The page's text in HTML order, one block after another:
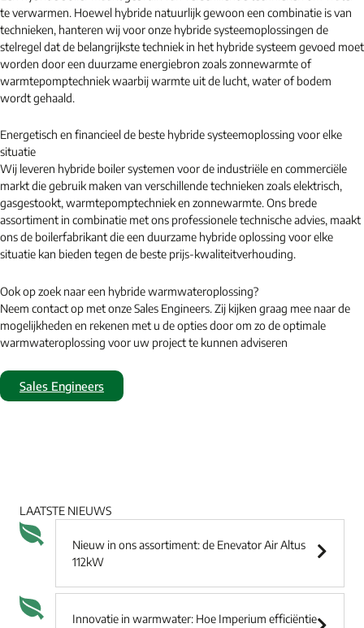
te verwarmen. Hoewel hybride natuurlijk gewoon een combinatie is van
technieken, hanteren wij voor onze hybride systeemoplossingen de
stelregel dat de belangrijkste techniek in het hybride systeem gevoed moet
worden door een duurzame energiebron zoals zonnewarmte of
warmtepomptechniek waarbij warmte uit de lucht, water of bodem
wordt gehaald.
Energetisch en financieel de beste hybride systeemoplossing voor elke
situatie
Wij leveren hybride boiler systemen voor de industriële en commerciële
markt die gebruik maken van verschillende technieken zoals elektrisch,
gasgestookt, warmtepomptechniek en zonnewarmte. Ons brede
assortiment in combinatie met ons professionele technische advies, maakt
ons de boilerfabrikant die een duurzame hybride oplossing voor elke
situatie kan bieden tegen de beste prijs-kwaliteitverhouding.
Ook op zoek naar een hybride warmwateroplossing?
Neem contact op met onze Sales Engineers. Zij kijken graag mee naar de
mogelijkheden en rekenen met u de opties door om zo de optimale
warmwateroplossing voor uw project te kunnen adviseren
Sales Engineers
LAATSTE NIEUWS
Nieuw in ons assortiment: de Enevator Air Altus
112kW
Innovatie in warmwater: Hoe Imperium efficiëntie